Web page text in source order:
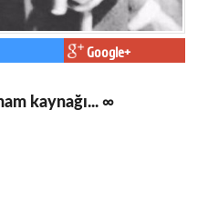
Google+
kaynağı... ∞